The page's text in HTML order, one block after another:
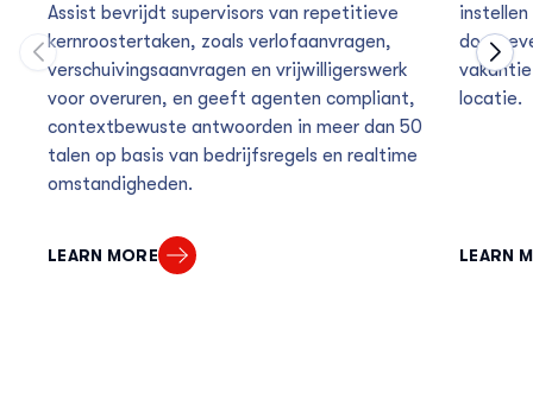
Assist bevrijdt supervisors van repetitieve
kernroostertaken, zoals verlofaanvragen,
verschuivingsaanvragen en vrijwilligerswerk
voor overuren, en geeft agenten compliant,
contextbewuste antwoorden in meer dan 50
talen op basis van bedrijfsregels en realtime
omstandigheden.
LEARN MORE
instellen
locatie.
LEARN
Move to previous carousel slide